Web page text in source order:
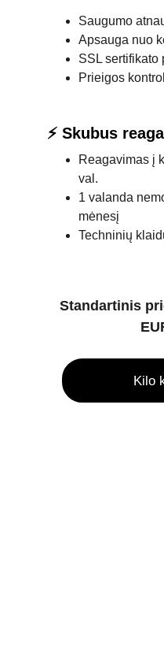
Saugumo
Apsauga nuo
SSL sertifikato
Prieigos
Reagavimas į
val.
1 valanda
mėnesį
Techninių
⚡ Skubus
Standartinis
Kilo